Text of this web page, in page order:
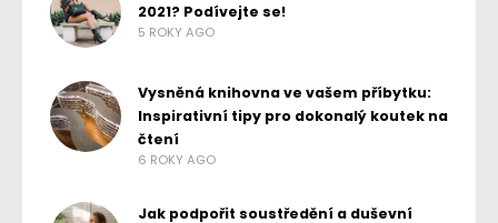
2021? Podívejte se!
5 ROKY AGO
Vysněná knihovna ve vašem příbytku:
Inspirativní tipy pro dokonalý koutek na
čtení
6 ROKY AGO
Jak podpořit soustředění a duševní